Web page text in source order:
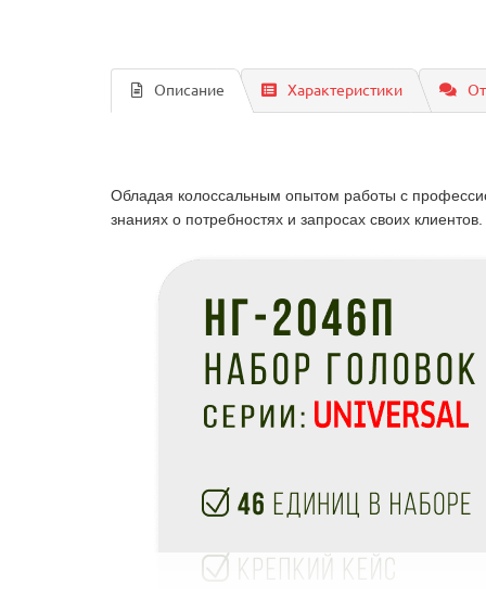
Описание Характеристики
Обладая колоссальным опытом работы с
знаниях о потребностях и запросах своих клиентов.